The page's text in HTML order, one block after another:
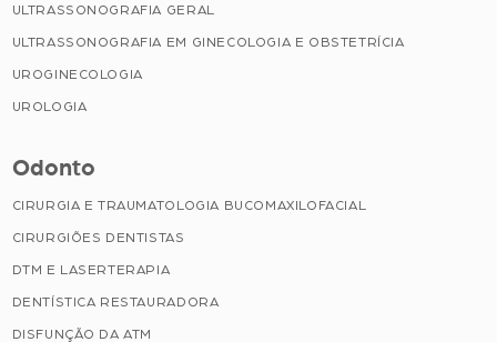
ULTRASSONOGRAFIA GERAL
ULTRASSONOGRAFIA EM GINECOLOGIA E OBSTETRÍCIA
UROGINECOLOGIA
UROLOGIA
Odonto
CIRURGIA E TRAUMATOLOGIA BUCOMAXILOFACIAL
CIRURGIÕES DENTISTAS
DTM E LASERTERAPIA
DENTÍSTICA RESTAURADORA
DISFUNÇÃO DA ATM